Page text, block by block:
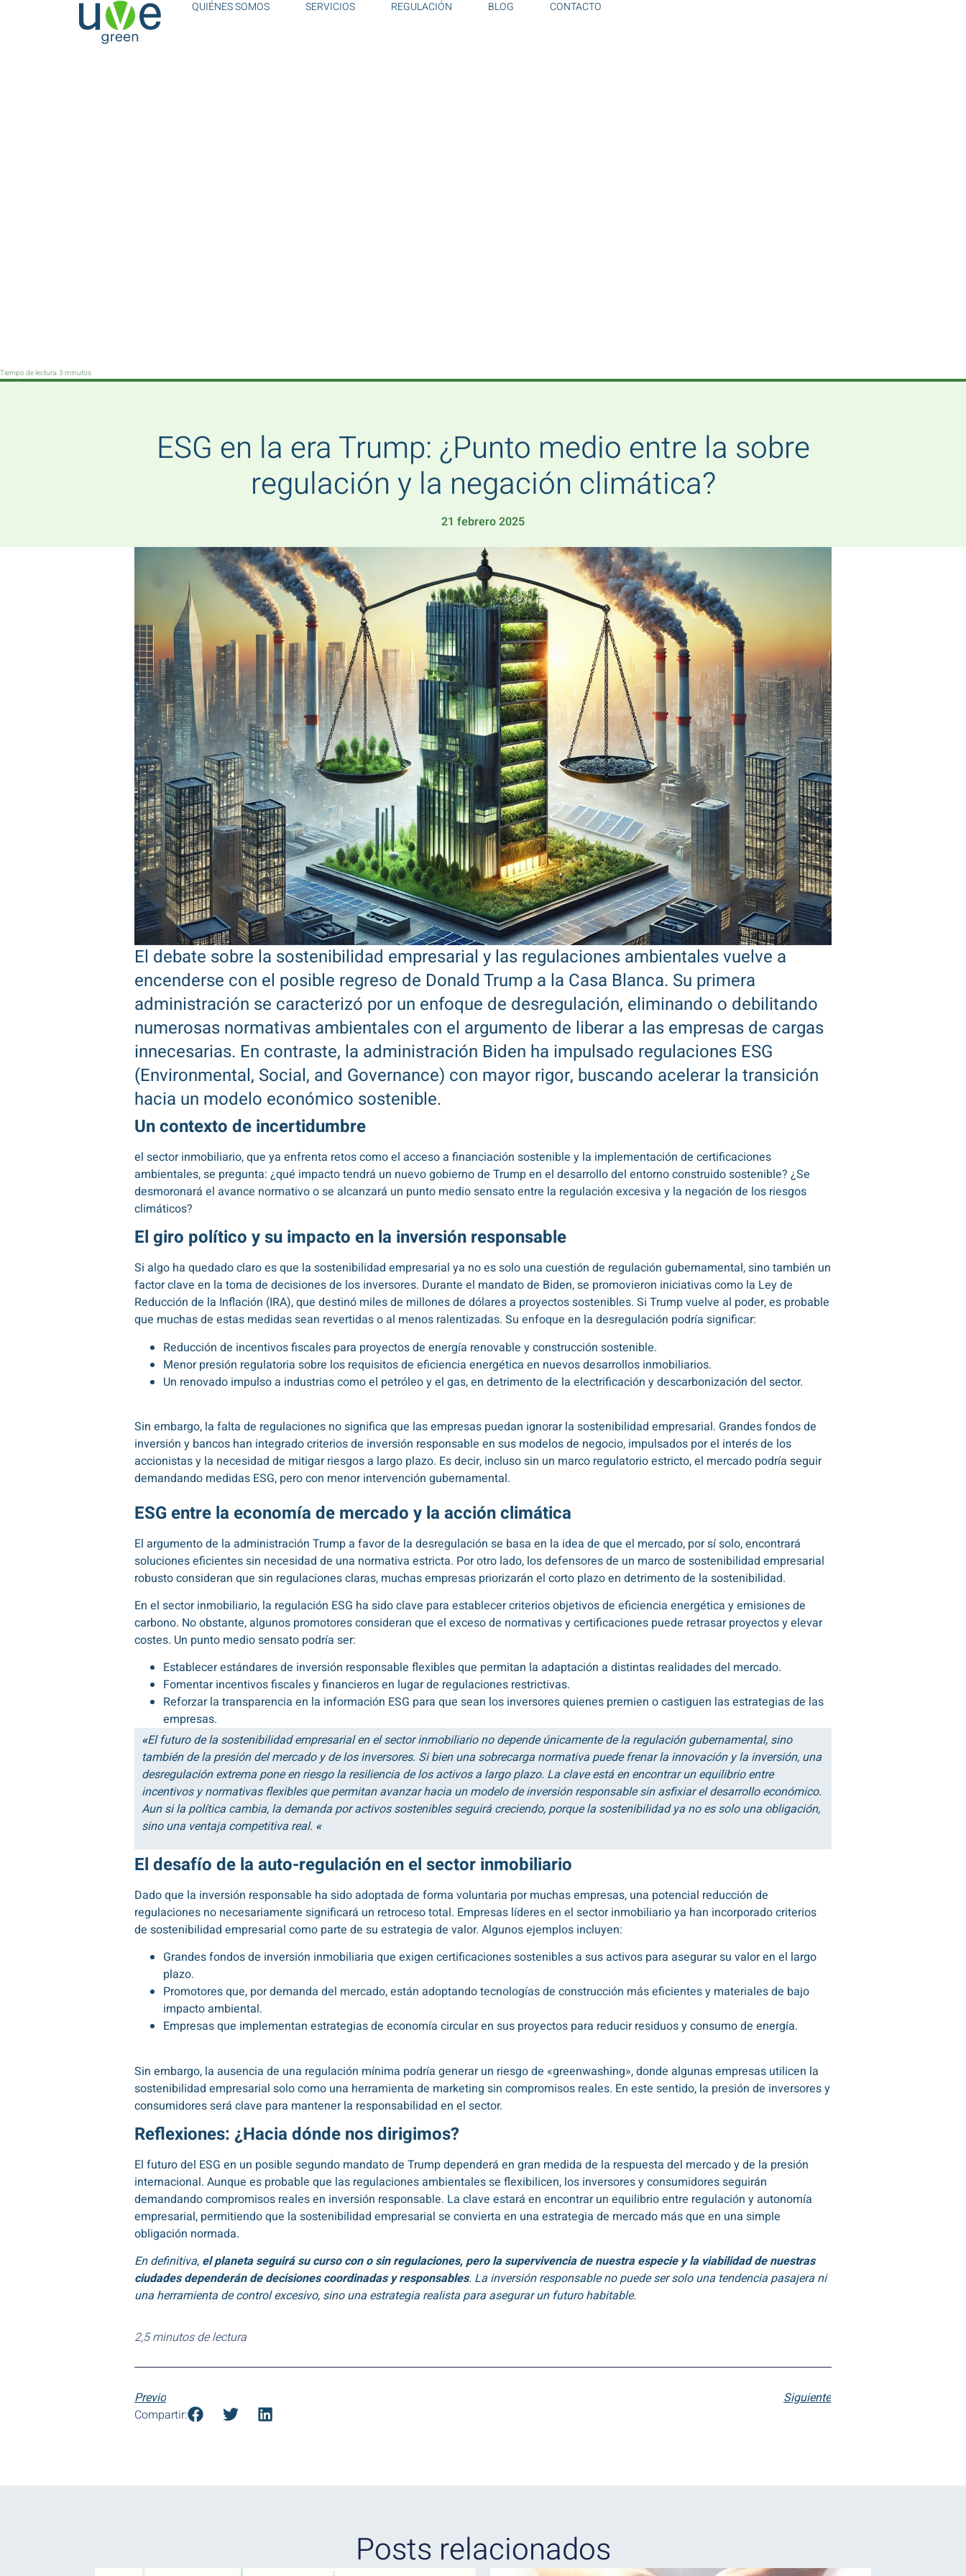
QUIÉNES SOMOS SERVICIOS REGULACIÓN BLOG CONTACTO
Tiempo de lectura:3 minutos
ESG en la era Trump: ¿Punto medio entre la sobre
regulación y la negación climática?
21 febrero 2025
El debate sobre la sostenibilidad empresarial y las regulaciones ambientales vuelve a
encenderse con el posible regreso de Donald Trump a la Casa Blanca. Su primera
administración se caracterizó por un enfoque de desregulación, eliminando o debilitando
numerosas normativas ambientales con el argumento de liberar a las empresas de cargas
innecesarias. En contraste, la administración Biden ha impulsado regulaciones ESG
(Environmental, Social, and Governance) con mayor rigor, buscando acelerar la transición
hacia un modelo económico sostenible.
Un contexto de incertidumbre
el sector inmobiliario, que ya enfrenta retos como el acceso a financiación sostenible y la implementación de certificaciones
ambientales, se pregunta: ¿qué impacto tendrá un nuevo gobierno de Trump en el desarrollo del entorno construido sostenible? ¿Se
desmoronará el avance normativo o se alcanzará un punto medio sensato entre la regulación excesiva y la negación de los riesgos
climáticos?
El giro político y su impacto en la inversión responsable
Si algo ha quedado claro es que la sostenibilidad empresarial ya no es solo una cuestión de regulación gubernamental, sino también un
factor clave en la toma de decisiones de los inversores. Durante el mandato de Biden, se promovieron iniciativas como la Ley de
Reducción de la Inflación (IRA), que destinó miles de millones de dólares a proyectos sostenibles. Si Trump vuelve al poder, es probable
que muchas de estas medidas sean revertidas o al menos ralentizadas. Su enfoque en la desregulación podría significar:
Reducción de incentivos fiscales para proyectos de energía renovable y construcción sostenible.
Menor presión regulatoria sobre los requisitos de eficiencia energética en nuevos desarrollos inmobiliarios.
Un renovado impulso a industrias como el petróleo y el gas, en detrimento de la electrificación y descarbonización del sector.
Sin embargo, la falta de regulaciones no significa que las empresas puedan ignorar la sostenibilidad empresarial. Grandes fondos de
inversión y bancos han integrado criterios de inversión responsable en sus modelos de negocio, impulsados por el interés de los
accionistas y la necesidad de mitigar riesgos a largo plazo. Es decir, incluso sin un marco regulatorio estricto, el mercado podría seguir
demandando medidas ESG, pero con menor intervención gubernamental.
ESG entre la economía de mercado y la acción climática
El argumento de la administración Trump a favor de la desregulación se basa en la idea de que el mercado, por sí solo, encontrará
soluciones eficientes sin necesidad de una normativa estricta. Por otro lado, los defensores de un marco de sostenibilidad empresarial
robusto consideran que sin regulaciones claras, muchas empresas priorizarán el corto plazo en detrimento de la sostenibilidad.
En el sector inmobiliario, la regulación ESG ha sido clave para establecer criterios objetivos de eficiencia energética y emisiones de
carbono. No obstante, algunos promotores consideran que el exceso de normativas y certificaciones puede retrasar proyectos y elevar
costes. Un punto medio sensato podría ser:
Establecer estándares de inversión responsable flexibles que permitan la adaptación a distintas realidades del mercado.
Fomentar incentivos fiscales y financieros en lugar de regulaciones restrictivas.
Reforzar la transparencia en la información ESG para que sean los inversores quienes premien o castiguen las estrategias de las
empresas.
«El futuro de la sostenibilidad empresarial en el sector inmobiliario no depende únicamente de la regulación gubernamental, sino
también de la presión del mercado y de los inversores. Si bien una sobrecarga normativa puede frenar la innovación y la inversión, una
desregulación extrema pone en riesgo la resiliencia de los activos a largo plazo. La clave está en encontrar un equilibrio entre
incentivos y normativas flexibles que permitan avanzar hacia un modelo de inversión responsable sin asfixiar el desarrollo económico.
Aun si la política cambia, la demanda por activos sostenibles seguirá creciendo, porque la sostenibilidad ya no es solo una obligación,
sino una ventaja competitiva real. «
El desafío de la auto-regulación en el sector inmobiliario
Dado que la inversión responsable ha sido adoptada de forma voluntaria por muchas empresas, una potencial reducción de
regulaciones no necesariamente significará un retroceso total. Empresas líderes en el sector inmobiliario ya han incorporado criterios
de sostenibilidad empresarial como parte de su estrategia de valor. Algunos ejemplos incluyen:
Grandes fondos de inversión inmobiliaria que exigen certificaciones sostenibles a sus activos para asegurar su valor en el largo
plazo.
Promotores que, por demanda del mercado, están adoptando tecnologías de construcción más eficientes y materiales de bajo
impacto ambiental.
Empresas que implementan estrategias de economía circular en sus proyectos para reducir residuos y consumo de energía.
Sin embargo, la ausencia de una regulación mínima podría generar un riesgo de «greenwashing», donde algunas empresas utilicen la
sostenibilidad empresarial solo como una herramienta de marketing sin compromisos reales. En este sentido, la presión de inversores y
consumidores será clave para mantener la responsabilidad en el sector.
Reflexiones: ¿Hacia dónde nos dirigimos?
El futuro del ESG en un posible segundo mandato de Trump dependerá en gran medida de la respuesta del mercado y de la presión
internacional. Aunque es probable que las regulaciones ambientales se flexibilicen, los inversores y consumidores seguirán
demandando compromisos reales en inversión responsable. La clave estará en encontrar un equilibrio entre regulación y autonomía
empresarial, permitiendo que la sostenibilidad empresarial se convierta en una estrategia de mercado más que en una simple
obligación normada.
En definitiva, el planeta seguirá su curso con o sin regulaciones, pero la supervivencia de nuestra especie y la viabilidad de nuestras
ciudades dependerán de decisiones coordinadas y responsables. La inversión responsable no puede ser solo una tendencia pasajera ni
una herramienta de control excesivo, sino una estrategia realista para asegurar un futuro habitable.
2,5 minutos de lectura
Previo
Siguiente
Compartir:
Posts relacionados